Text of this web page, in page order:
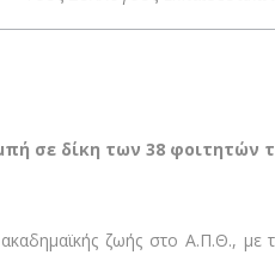
σε δίκη των 38 φοιτητών
ζωής στο Α.Π.Θ.,